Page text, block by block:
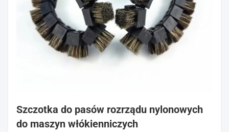
Szczotka do pasów rozrządu nylonowych
do maszyn włókienniczych